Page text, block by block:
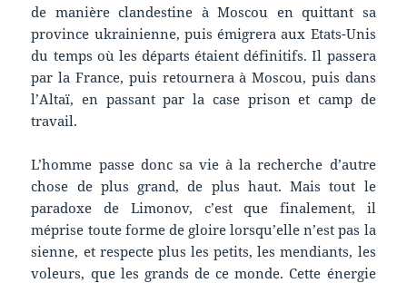
de manière clandestine à Moscou en quittant sa
province ukrainienne, puis émigrera aux Etats-Unis
du temps où les départs étaient définitifs. Il passera
par la France, puis retournera à Moscou, puis dans
l’Altaï, en passant par la case prison et camp de
travail.
L’homme passe donc sa vie à la recherche d’autre
chose de plus grand, de plus haut. Mais tout le
paradoxe de Limonov, c’est que finalement, il
méprise toute forme de gloire lorsqu’elle n’est pas la
sienne, et respecte plus les petits, les mendiants, les
voleurs, que les grands de ce monde. Cette énergie